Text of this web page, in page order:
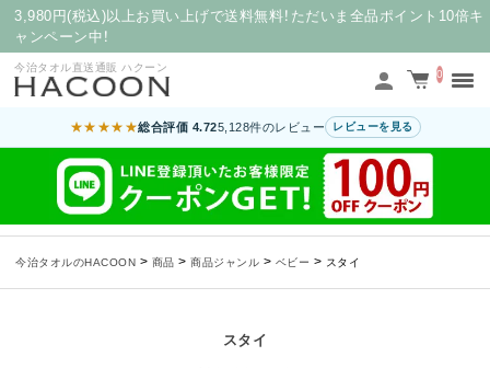
3,980円(税込)以上お買い上げで送料無料！ただいま全品ポイント10倍キ
ャンペーン中！
今治タオル直送通販 ハクーン
0
★★★★★総合評価 4.725,128件のレビュー レビューを見る
今治タオルのHACOON > 商品 > 商品ジャンル > ベビー > スタイ
スタイ